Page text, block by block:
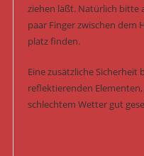
ziehen läßt. Natürlich bitte
paar Finger zwischen dem
platz finden.
Eine zusätzliche
reflektierenden
schlechtem Wetter gut